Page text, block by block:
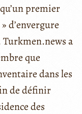
premier
d’envergure
Turkmen.news a
que
dans les
de définir
des